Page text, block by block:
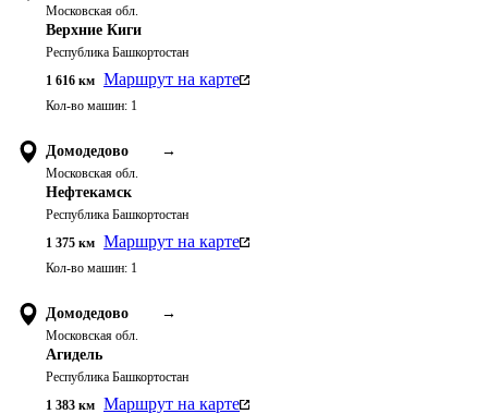
Московская обл.
Верхние Киги
Республика Башкортостан
1 616 км Маршрут на карте
Кол-во машин: 1
Домодедово →
Московская обл.
Нефтекамск
Республика Башкортостан
1 375 км Маршрут на карте
Кол-во машин: 1
Домодедово →
Московская обл.
Агидель
Республика Башкортостан
1 383 км Маршрут на карте